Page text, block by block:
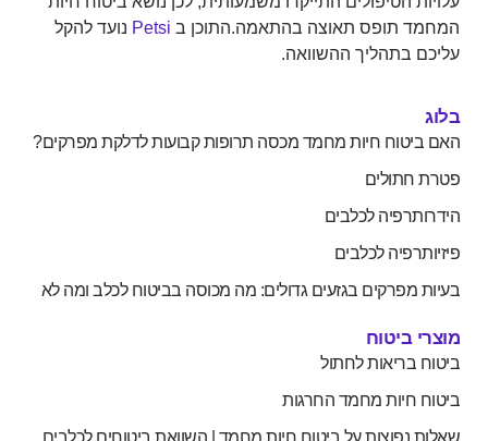
המחמד תופס תאוצה בהתאמה.התוכן ב Petsi נועד להקל
עליכם בתהליך ההשוואה.
בלוג
האם ביטוח חיות מחמד מכסה תרופות קבועות לדלקת מפרקים?
פטרת חתולים
הידרותרפיה לכלבים
פיזיותרפיה לכלבים
בעיות מפרקים בגזעים גדולים: מה מכוסה בביטוח לכלב ומה לא
מוצרי ביטוח
ביטוח בריאות לחתול
ביטוח חיות מחמד החרגות
שאלות נפוצות על ביטוח חיות מחמד | השוואת ביטוחים לכלבים